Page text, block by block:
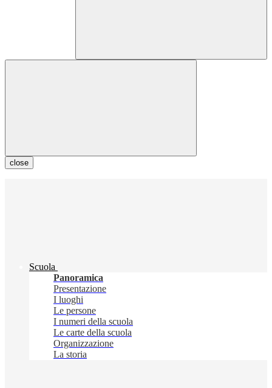
close
Scuola
Panoramica
Presentazione
I luoghi
Le persone
I numeri della scuola
Le carte della scuola
Organizzazione
La storia